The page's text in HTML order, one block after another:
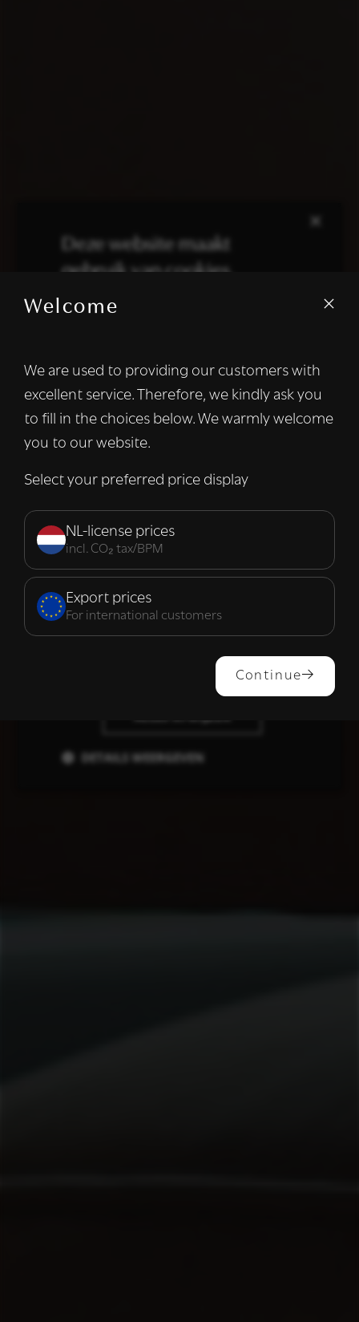
Welcome
We are used to providing our customers with
excellent service. Therefore, we kindly ask you
to fill in the choices below. We warmly welcome
you to our website.
Select your preferred price display
NL-license prices
incl. CO₂ tax/BPM
Export prices
For international customers
Continue
×
Deze website maakt
gebruik van cookies.
We gebruiken cookies om inhoud en
informatie over uw gebruik van onze site
met onze advertentie- en analysepartners,
die deze kunnen combineren met andere
informatie die u aan hen heeft verstrekt of
van hun diensten. Lees verder
Strikt
noodzakelijk
Prestatie Targeting
ALLES ACCEPTEREN
DETAILS WEERGEVEN